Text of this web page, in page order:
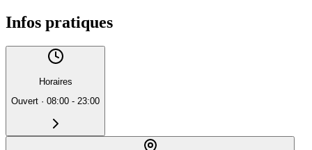
Infos pratiques
Horaires
Ouvert · 08:00 - 23:00